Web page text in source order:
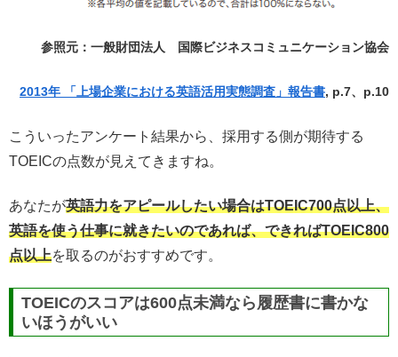
参照元：一般財団法人 国際ビジネスコミュニケーション協会
2013年 「上場企業における英語活用実態調査」報告書, p.7、p.10
こういったアンケート結果から、採用する側が期待する
TOEICの点数が見えてきますね。
あなたが英語力をアピールしたい場合はTOEIC700点以上、
英語を使う仕事に就きたいのであれば、できればTOEIC800
点以上を取るのがおすすめです。
TOEICのスコアは600点未満なら履歴書に書かな
いほうがいい